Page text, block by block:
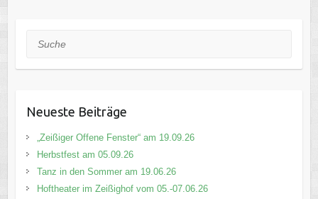
Suche
Neueste Beiträge
„Zeißiger Offene Fenster“ am 19.09.26
Herbstfest am 05.09.26
Tanz in den Sommer am 19.06.26
Hoftheater im Zeißighof vom 05.-07.06.26